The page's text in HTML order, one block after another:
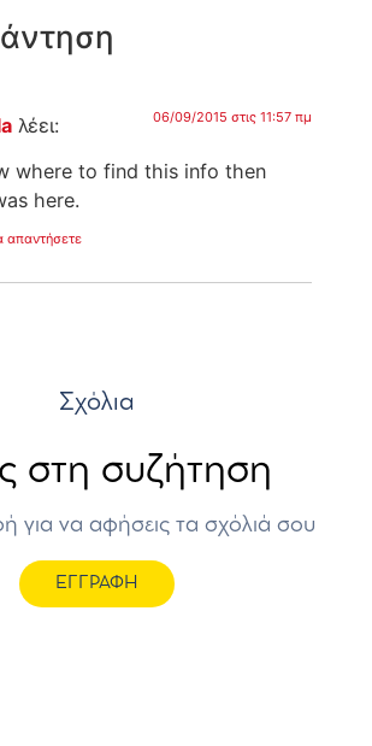
λέει: 06/09/2015 στις 11:57 πμ
where to find this info then
here.
απαντήσετε
Σχόλια
στη συζήτηση
για να αφήσεις τα σχόλιά σου
ΕΓΓΡΑΦΗ